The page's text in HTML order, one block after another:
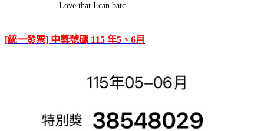
Love that I can batc…
[統一發票] 中獎號碼 115 年5、6月